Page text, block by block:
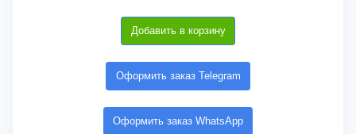
Добавить в корзину
Оформить заказ Telegram
Оформить заказ WhatsApp